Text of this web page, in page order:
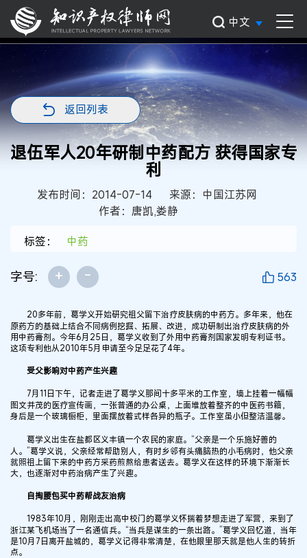
中文
返回列表
退伍军人20年研制中药配方 获得国家专
利
发布时间：2014-07-14
来源：中国江苏网
作者：唐凯,娄静
标签：
中药
字号: + - 563
20多年前，葛学义开始研究祖父留下治疗皮肤病的中药方。多年来，他在
原药方的基础上结合不同病例挖掘、拓展、改进，成功研制出治疗皮肤病的外
用中药膏剂。今年6月25日，葛学义收到了外用中药膏剂国家发明专利证书。
这项专利他从2010年5月申请至今足足花了4年。
受父影响对中药产生兴趣
7月11日下午，记者走进了葛学义那间十多平米的工作室，墙上挂着一幅幅
图文并茂的医疗宣传画，一张普通的办公桌，上面堆放着整齐的中医药书籍，
身后是一个玻璃橱柜，里面摆放着式样各异的瓶子。工作室虽小但整洁温馨。
葛学义出生在盐都区义丰镇一个农民的家庭。“父亲是一个乐施好善的
人。”葛学义说，父亲经常帮助别人，有时乡邻有头痛脑热的小毛病时，他父亲
就照祖上留下来的中药方采药煎熬给患者送去。葛学义在这样的环境下渐渐长
大，也逐渐对中药治病产生了兴趣。
自掏腰包买中药帮战友治病
1983年10月，刚刚走出高中校门的葛学义怀揣着梦想走进了军营，来到了
浙江某飞机场当了一名通信兵。“当兵是谋生的一条出路。”葛学义回忆道，当年
是10月7日离开盐城的，葛学义记得非常清楚，在他眼里那天就是他人生的转折
点。